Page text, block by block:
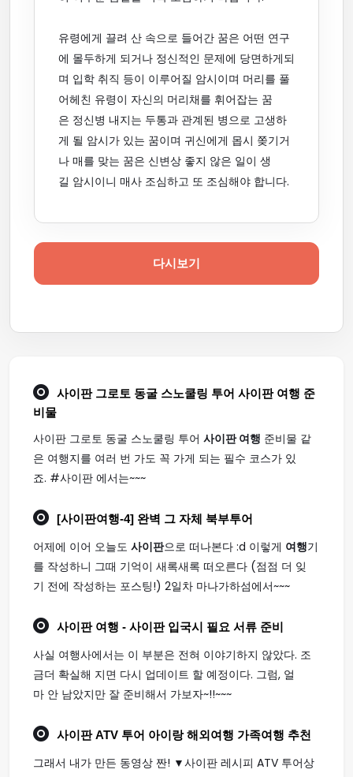
유령에게 끌려 산 속으로 들어간 꿈은 어떤 연구
에 몰두하게 되거나 정신적인 문제에 당면하게되
며 입학 취직 등이 이루어질 암시이며 머리를 풀
어헤친 유령이 자신의 머리채를 휘어잡는 꿈
은 정신병 내지는 두통과 관계된 병으로 고생하
게 될 암시가 있는 꿈이며 귀신에게 몹시 쫒기거
나 매를 맞는 꿈은 신변상 좋지 않은 일이 생
길 암시이니 매사 조심하고 또 조심해야 합니다.
다시보기
사이판 그로토 동굴 스노쿨링 투어 사이판 여행 준
비물
사이판 그로토 동굴 스노쿨링 투어 사이판 여행 준비물 같
은 여행지를 여러 번 가도 꼭 가게 되는 필수 코스가 있
죠. #사이판 에서는~~~
[사이판여행-4] 완벽 그 자체 북부투어
어제에 이어 오늘도 사이판으로 떠나본다 :d 이렇게 여행기
를 작성하니 그때 기억이 새록새록 떠오른다 (점점 더 잊
기 전에 작성하는 포스팅!) 2일차 마나가하섬에서~~~
사이판 여행 - 사이판 입국시 필요 서류 준비
사실 여행사에서는 이 부분은 전혀 이야기하지 않았다. 조
금더 확실해 지면 다시 업데이트 할 예정이다. 그럼, 얼
마 안 남았지만 잘 준비해서 가보자~!!~~~
사이판ATV 투어 아이랑 해외 여행 가족여행 추천
그래서 내가 만든 동영상 짠! ▼사이판 레시피 ATV 투어상